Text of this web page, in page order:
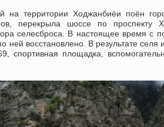
на территории Ходжанбиёи поён
перекрыла шоссе по проспекту
селесброса. В настоящее время с
восстановлено. В результате селя
спортивная площадка,